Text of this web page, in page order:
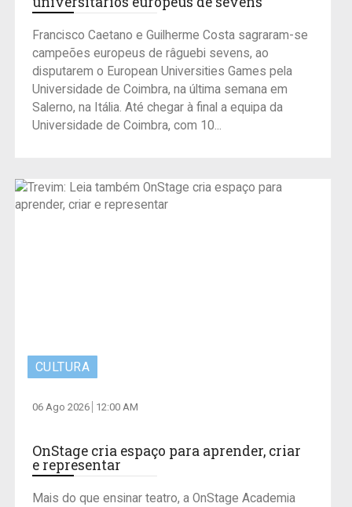
Francisco Caetano e Guilherme Costa sagraram-se
campeões europeus de râguebi sevens, ao
disputarem o European Universities Games pela
Universidade de Coimbra, na última semana em
Salerno, na Itália. Até chegar à final a equipa da
Universidade de Coimbra, com 10...
CULTURA
06 Ago 2026 12:00 AM
OnStage cria espaço para aprender, criar
e representar
Mais do que ensinar teatro, a OnStage Academia